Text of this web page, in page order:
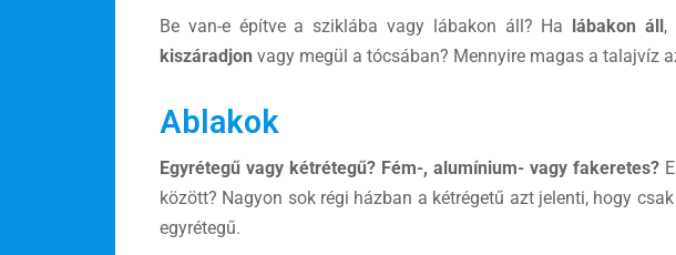
Be van-e építve a sziklába vagy lábakon áll? Ha lábakon áll,
kiszáradjon vagy megül a tócsában? Mennyire magas a talajvíz
Ablakok
Egyrétegű vagy kétrétegű? Fém-, alumínium- vagy fakeretes?
között? Nagyon sok régi házban a kétrégetű azt jelenti, hogy
egyrétegű.